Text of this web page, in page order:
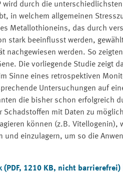
durch die
in welchem allgemeinen
Metallothioneins, das durch
stark beeinflusst werden,
werden. So
Die vorliegende Studie zeigt
Sinne eines retrospektiven
Untersuchungen auf
die bisher schon erfolgreich
mit Daten zu
können (z.B.
und einzulagern, um so die
1210 KB, nicht barrierefrei)